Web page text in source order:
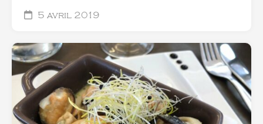
5 avril 2019